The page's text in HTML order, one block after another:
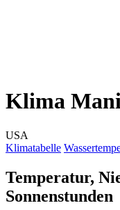
Klima
USA
Klimatabelle
Temperatur,
Sonnenstunden